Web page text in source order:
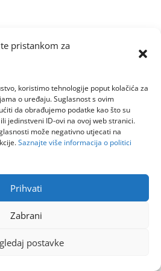
pristankom za
koristimo tehnologije poput kolačića za
o uređaju. Suglasnost s ovim
da obrađujemo podatke kao što su
jedinstveni ID-ovi na ovoj web stranici.
može negativno utjecati na
Saznajte više informacija o politici
Prihvati
Zabrani
postavke